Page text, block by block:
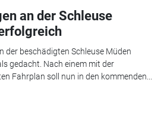
an der Schleuse
der beschädigten Schleuse Müden
gedacht. Nach einem mit der
Fahrplan soll nun in den kommenden...